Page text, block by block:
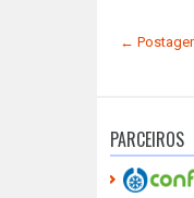
←
PARCEIROS